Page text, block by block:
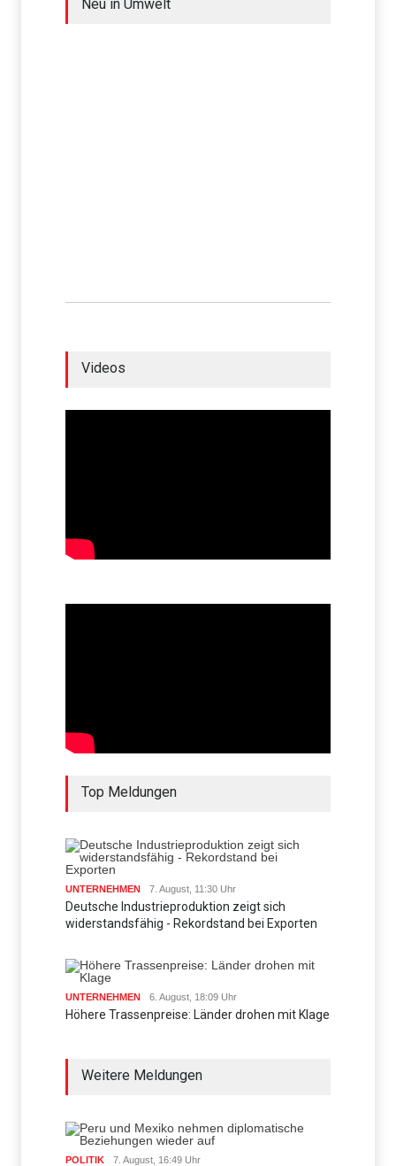
Neu in Umwelt
Videos
Top Meldungen
UNTERNEHMEN 7. August, 11:30 Uhr
Deutsche Industrieproduktion zeigt sich
widerstandsfähig - Rekordstand bei Exporten
UNTERNEHMEN 6. August, 18:09 Uhr
Höhere Trassenpreise: Länder drohen mit Klage
Weitere Meldungen
POLITIK 7. August, 16:49 Uhr